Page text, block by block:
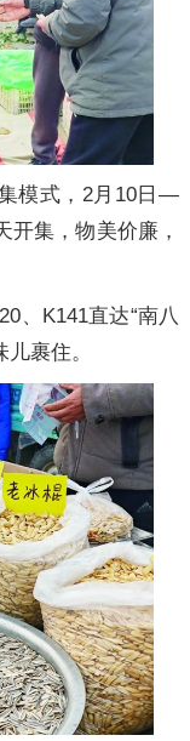
模式，2月10日—
开集，物美价廉，
、K141直达“南八
裹住。